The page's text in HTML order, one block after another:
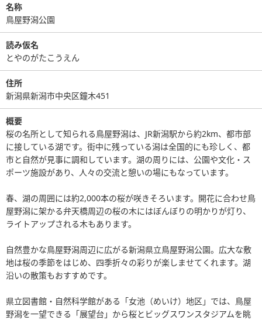
名称
鳥屋野潟公園
読み仮名
とやのがたこうえん
住所
新潟県新潟市中央区鐘木451
概要
桜の名所として知られる鳥屋野潟は、JR新潟駅から約2km、都市部
に接している湖です。街中に残っている潟は全国的にも珍しく、都
市と自然が見事に調和しています。湖の周りには、公園や文化・ス
ポーツ施設があり、人々の交流と憩いの場にもなっています。
春、湖の周囲には約2,000本の桜が咲きそろいます。開花に合わせ鳥
屋野潟に架かる弁天橋周辺の桜の木にはぼんぼりの明かりが灯り、
ライトアップされる木もあります。
自然豊かな鳥屋野潟周辺に広がる新潟県立鳥屋野潟公園。広大な敷
地は桜の季節をはじめ、四季折々の彩りが楽しませてくれます。湖
沿いの散策もおすすめです。
県立図書館・自然科学館がある「女池（めいけ）地区」では、鳥屋
野潟を一望できる「展望台」から桜とビッグスワンスタジアムを眺